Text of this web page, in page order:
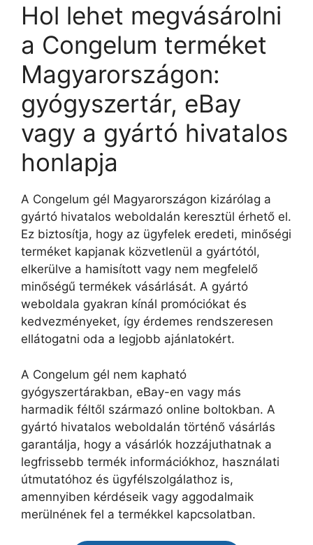
Hol lehet megvásárolni
a Congelum terméket
Magyarországon:
gyógyszertár, eBay
vagy a gyártó hivatalos
honlapja
A Congelum gél Magyarországon kizárólag a
gyártó hivatalos weboldalán keresztül érhető el.
Ez biztosítja, hogy az ügyfelek eredeti, minőségi
terméket kapjanak közvetlenül a gyártótól,
elkerülve a hamisított vagy nem megfelelő
minőségű termékek vásárlását. A gyártó
weboldala gyakran kínál promóciókat és
kedvezményeket, így érdemes rendszeresen
ellátogatni oda a legjobb ajánlatokért.
A Congelum gél nem kapható
gyógyszertárakban, eBay-en vagy más
harmadik féltől származó online boltokban. A
gyártó hivatalos weboldalán történő vásárlás
garantálja, hogy a vásárlók hozzájuthatnak a
legfrissebb termék információkhoz, használati
útmutatóhoz és ügyfélszolgálathoz is,
amennyiben kérdéseik vagy aggodalmaik
merülnének fel a termékkel kapcsolatban.